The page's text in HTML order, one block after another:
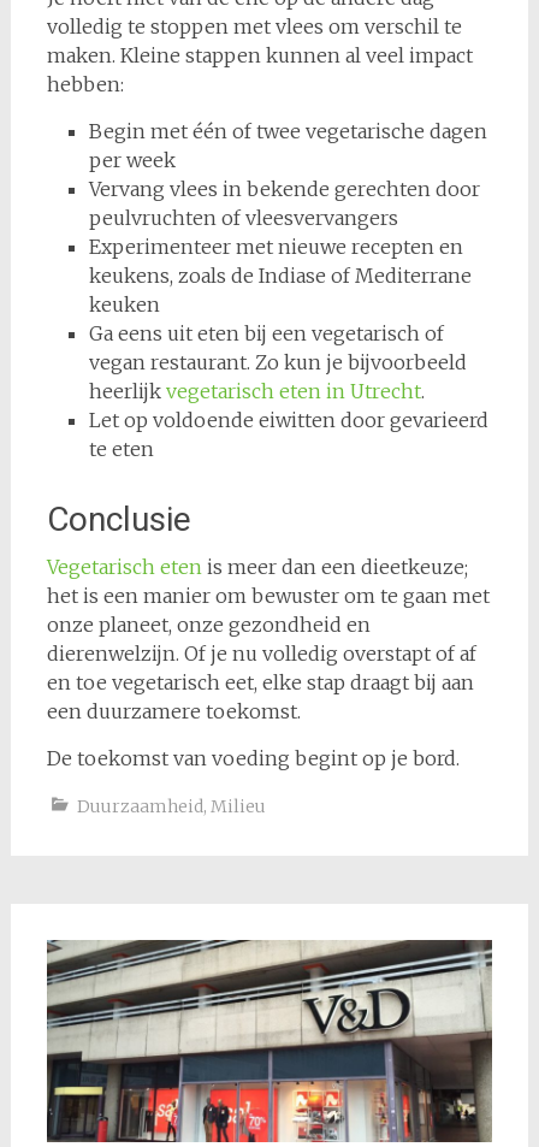
volledig te stoppen met vlees om verschil te
maken. Kleine stappen kunnen al veel impact
hebben:
Begin met één of twee vegetarische dagen
per week
Vervang vlees in bekende gerechten door
peulvruchten of vleesvervangers
Experimenteer met nieuwe recepten en
keukens, zoals de Indiase of Mediterrane
keuken
Ga eens uit eten bij een vegetarisch of
vegan restaurant. Zo kun je bijvoorbeeld
heerlijk vegetarisch eten in Utrecht.
Let op voldoende eiwitten door gevarieerd
te eten
Conclusie
Vegetarisch eten is meer dan een dieetkeuze;
het is een manier om bewuster om te gaan met
onze planeet, onze gezondheid en
dierenwelzijn. Of je nu volledig overstapt of af
en toe vegetarisch eet, elke stap draagt bij aan
een duurzamere toekomst.
De toekomst van voeding begint op je bord.
Duurzaamheid, Milieu